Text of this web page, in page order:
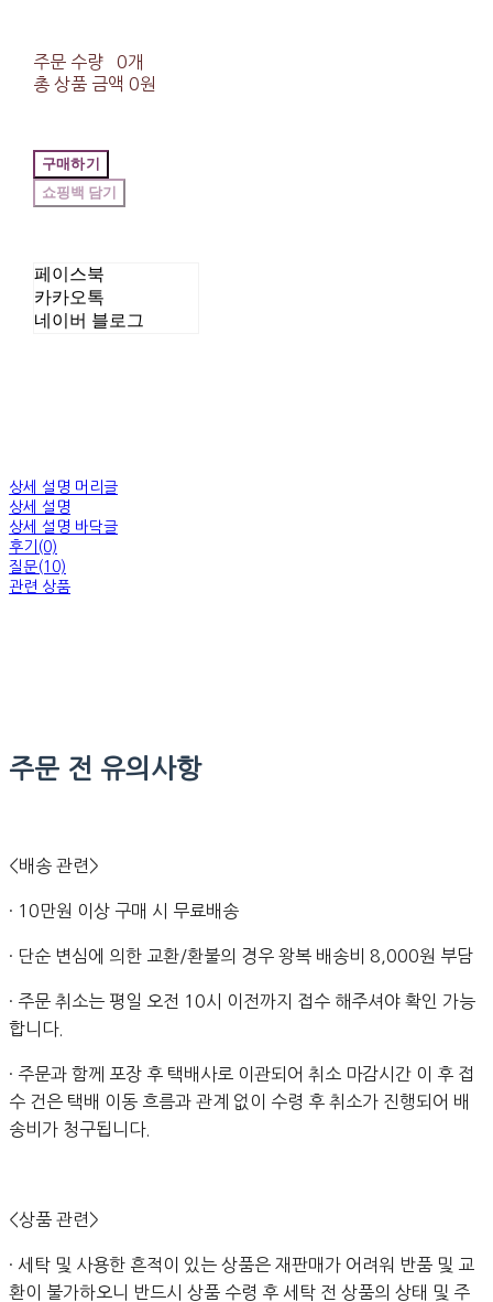
주문 수량
0개
총 상품 금액 0원
구매하기
페이스북
카카오톡
네이버 블로그
상세 설명 머리글
상세 설명
상세 설명 바닥글
후기(0)
질문(10)
관련 상품
주문 전 유의사항
<배송 관련>
· 10만원 이상 구매 시 무료배송
· 단순 변심에 의한 교환/환불의 경우 왕복 배송비 8,000원 부담
· 주문 취소는 평일 오전 10시 이전까지 접수 해주셔야 확인 가능
합니다.
· 주문과 함께 포장 후 택배사로 이관되어 취소 마감시간 이 후 접
수 건은 택배 이동 흐름과 관계 없이 수령 후 취소가 진행되어 배
송비가 청구됩니다.
<상품 관련>
· 세탁 및 사용한 흔적이 있는 상품은 재판매가 어려워 반품 및 교
환이 불가하오니 반드시 상품 수령 후 세탁 전 상품의 상태 및 주